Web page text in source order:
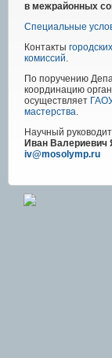
в межрайонных
Специальные
Контакты
комиссий.
По поручению
координацию
осуществляет
мастерства.
Научный
Иван Валериевич
iv@mosolymp.ru